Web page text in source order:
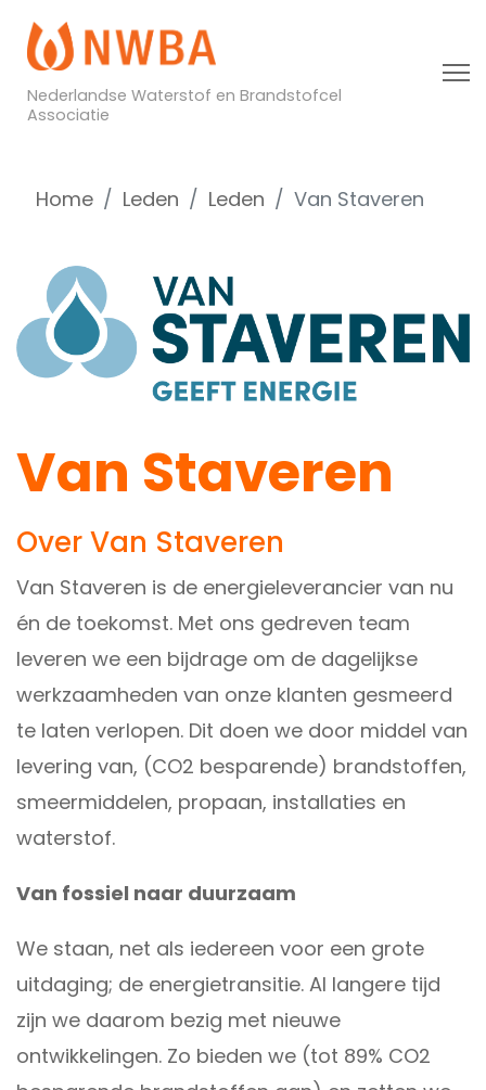
Nederlandse Waterstof en Brandstofcel
Associatie
Home Leden Leden Van Staveren
Van Staveren
Over Van Staveren
Van Staveren is de energieleverancier van nu
én de toekomst. Met ons gedreven team
leveren we een bijdrage om de dagelijkse
werkzaamheden van onze klanten gesmeerd
te laten verlopen. Dit doen we door middel van
levering van, (CO2 besparende) brandstoffen,
smeermiddelen, propaan, installaties en
waterstof.
Van fossiel naar duurzaam
We staan, net als iedereen voor een grote
uitdaging; de energietransitie. Al langere tijd
zijn we daarom bezig met nieuwe
ontwikkelingen. Zo bieden we (tot 89% CO2